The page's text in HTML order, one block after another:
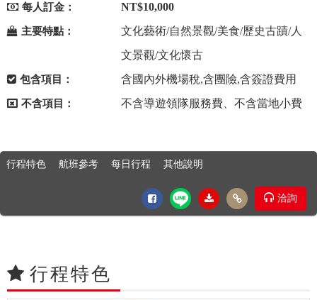
每人訂金： NT$10,000
主要特點：
文化藝術/自然景觀/美食/歷史古蹟/人
文景觀/文化懷古
包含項目： 含國內外機場稅,含團險,含簽證費用
不含項目： 不含導遊領隊服務費、不含當地小費
行程特色 航班參考 每日行程 其他說明
洽詢
行程特色